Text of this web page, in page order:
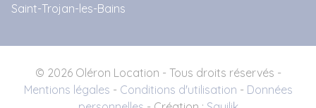
Saint-Trojan-les-Bains
© 2026 Oléron Location - Tous droits réservés -
Mentions légales - Conditions d'utilisation - Données